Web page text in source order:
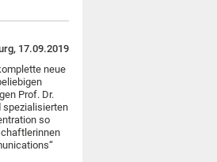
17.09.2019
neue
Prof. Dr.
spezialisierten
so